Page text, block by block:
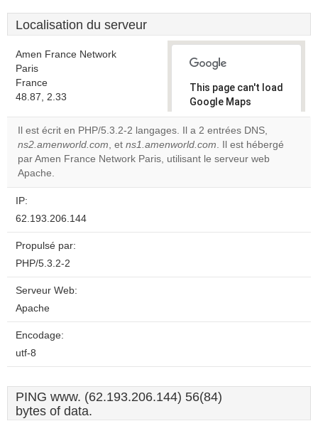
Localisation du serveur
Amen France Network
Paris
France
48.87, 2.33
This page can't load
Google Maps
correctly.
Do you
own this
OK
Il est écrit en PHP/5.3.2-2 langages. Il a 2 entrées DNS,
ns2.amenworld.com, et ns1.amenworld.com. Il est hébergé
par Amen France Network Paris, utilisant le serveur web
Apache.
IP:
62.193.206.144
Propulsé par:
PHP/5.3.2-2
Serveur Web:
Apache
Encodage:
utf-8
PING www. (62.193.206.144) 56(84)
bytes of data.